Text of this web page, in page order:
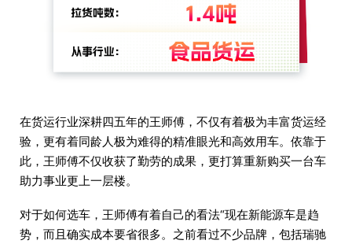
在货运行业深耕四五年的王师傅，不仅有着极为丰富货运经
验，更有着同龄人极为难得的精准眼光和高效用车。依靠于
此，王师傅不仅收获了勤劳的成果，更打算重新购买一台车
助力事业更上一层楼。
对于如何选车，王师傅有着自己的看法“现在新能源车是趋
势，而且确实成本要省很多。之前看过不少品牌，包括瑞驰